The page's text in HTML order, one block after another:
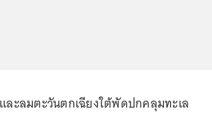
ะลมตะวันตกเฉียงใต้พัดปกคลุมทะเล